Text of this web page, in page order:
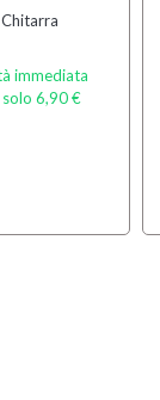
immediata
6,90 €